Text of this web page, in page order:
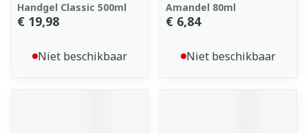
Handgel Classic 500ml
€ 19,98
Niet beschikbaar
Amandel 80ml
€ 6,84
Niet beschikbaar